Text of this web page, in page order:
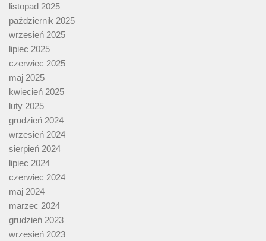
listopad 2025
październik 2025
wrzesień 2025
lipiec 2025
czerwiec 2025
maj 2025
kwiecień 2025
luty 2025
grudzień 2024
wrzesień 2024
sierpień 2024
lipiec 2024
czerwiec 2024
maj 2024
marzec 2024
grudzień 2023
wrzesień 2023